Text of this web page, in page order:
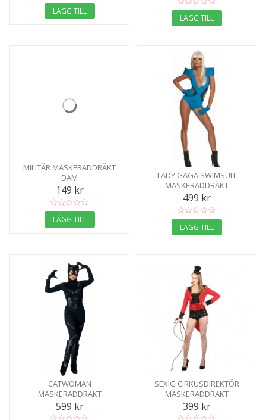
LÄGG TILL
LÄGG TILL
MILITÄR MASKERADDRÄKT
DAM
149 kr
LÄGG TILL
LADY GAGA SWIMSUIT
MASKERADDRÄKT
499 kr
LÄGG TILL
CATWOMAN
MASKERADDRÄKT
599 kr
SEXIG CIRKUSDIREKTÖR
MASKERADDRÄKT
399 kr